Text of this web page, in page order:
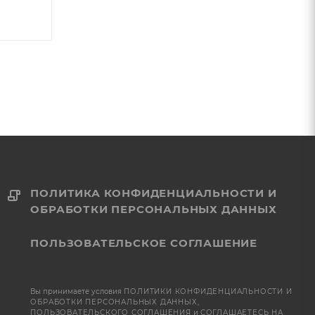
ПОЛИТИКА КОНФИДЕНЦИАЛЬНОСТИ И
ОБРАБОТКИ ПЕРСОНАЛЬНЫХ ДАННЫХ
ПОЛЬЗОВАТЕЛЬСКОЕ СОГЛАШЕНИЕ
Вы принимаете условия ПОЛИТИКИ КОНФИДЕНЦИАЛЬНОСТИ И
ОБРАБОТКИ ПЕРСОНАЛЬНЫХ ДАННЫХ,
ПОЛЬЗОВАТЕЛЬСКОГО СОГЛАШЕНИЯ и СОГЛАШАЕТЕСЬ НА